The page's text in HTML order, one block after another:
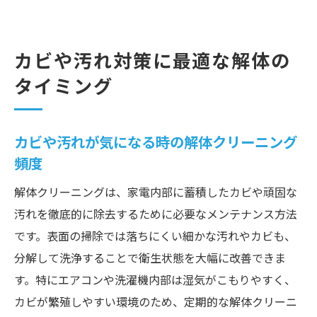
カビや汚れ対策に最適な解体の
タイミング
カビや汚れが気になる時の解体クリーニング
頻度
解体クリーニングは、家電内部に蓄積したカビや頑固な
汚れを徹底的に除去するために必要なメンテナンス方法
です。表面の掃除では落ちにくい細かな汚れやカビも、
分解して洗浄することで衛生状態を大幅に改善できま
す。特にエアコンや洗濯機内部は湿気がこもりやすく、
カビが繁殖しやすい環境のため、定期的な解体クリーニ